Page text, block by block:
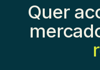
Quer